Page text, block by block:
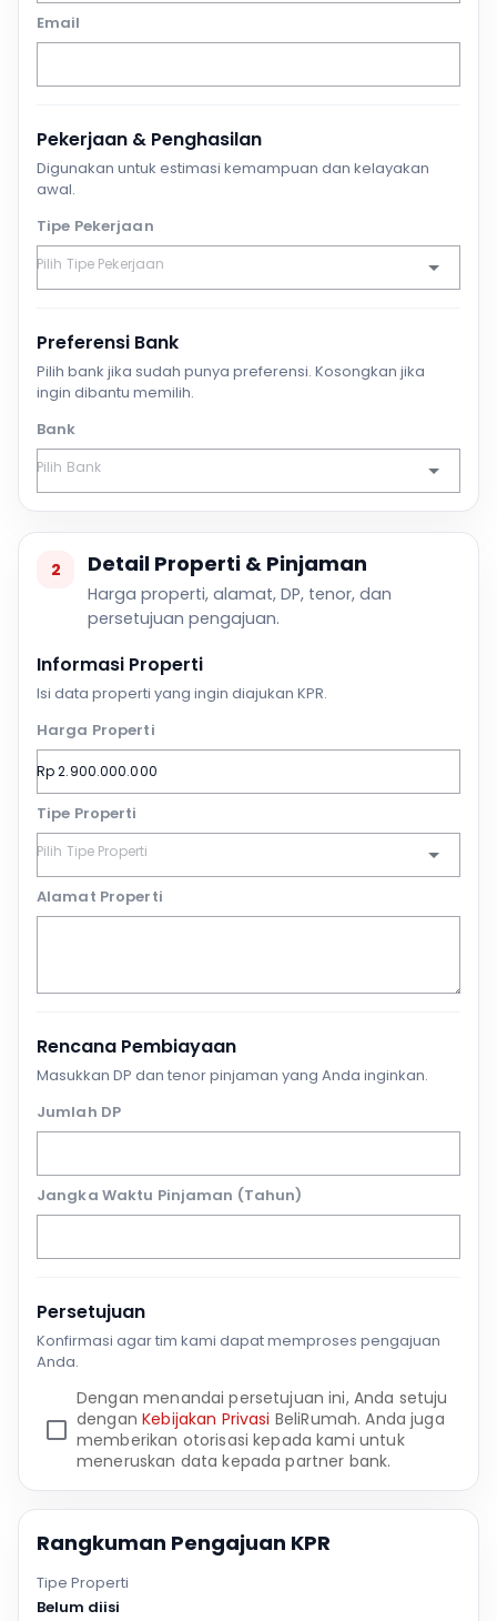
Email
Pekerjaan & Penghasilan
Digunakan untuk estimasi kemampuan dan kelayakan
awal.
Tipe Pekerjaan
Preferensi Bank
Pilih bank jika sudah punya preferensi. Kosongkan jika
ingin dibantu memilih.
Bank
2 Detail Properti & Pinjaman
Harga properti, alamat, DP, tenor, dan
persetujuan pengajuan.
Informasi Properti
Isi data properti yang ingin diajukan KPR.
Harga Properti
Tipe Properti
Alamat Properti
Rencana Pembiayaan
Masukkan DP dan tenor pinjaman yang Anda inginkan.
Jumlah DP
Jangka Waktu Pinjaman (Tahun)
Persetujuan
Konfirmasi agar tim kami dapat memproses pengajuan
Anda.
Dengan menandai persetujuan ini, Anda setuju
denganKebijakan Privasi BeliRumah. Anda juga
memberikan otorisasi kepada kami untuk
meneruskan data kepada partner bank.
Rangkuman Pengajuan KPR
Tipe Properti
Belum diisi